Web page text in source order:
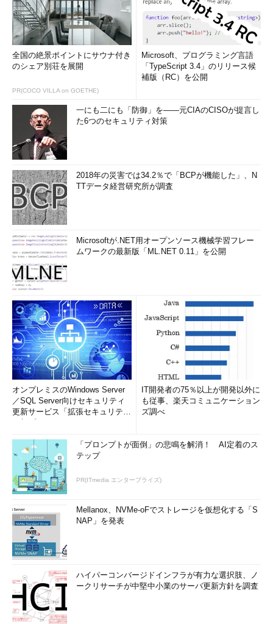
全国の絶景ポイントにサウナ付き
のシェア別荘を展開
PR(COCO VILLA on GOETHE)
Microsoft、プログラミング言語
「TypeScript 3.4」のリリース候
補版（RC）を公開
一にも二にも「防御」を――元CIAのCISOが提言し
た6つのセキュリティ対策
2018年の災害では34.2％で「BCPが機能した」、N
TTデータ経営研究所が調査
Microsoftが.NET用オープンソース機械学習フレー
ムワークの最新版「ML.NET 0.11」を公開
オンプレミスのWindows Server
／SQL Server向けセキュリティ
更新サービス「拡張セキュリティ
IT開発者の75％以上が開発以外に
も従事、楽天コミュニケーション
ズ調べ
「プロンプトが面倒」の悲鳴を解消！ AI定着のス
テップ
PR(ITmedia エンタープライズ)
Mellanox、NVMe-oFでストレージを仮想化する「S
NAP」を発表
ハイパーコンバージドインフラが有力な選択肢、ノ
ークリサーチが中堅中小業のサーバ更新方針を調査